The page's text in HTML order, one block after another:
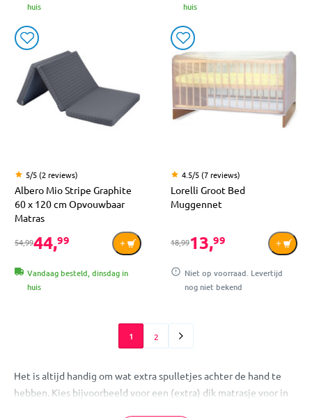
huis
huis
5/5 (2 reviews)
Albero Mio Stripe Graphite
60 x 120 cm Opvouwbaar
Matras
54,9944,99
Vandaag besteld, dinsdag in
huis
4.5/5 (7 reviews)
Lorelli Groot Bed
Muggennet
18,9913,99
Niet op voorraad. Levertijd
nog niet bekend
1 2
Het is altijd handig om wat extra spulletjes achter de hand te
hebben. Kies bijvoorbeeld voor een (extra) dik matrasje voor in